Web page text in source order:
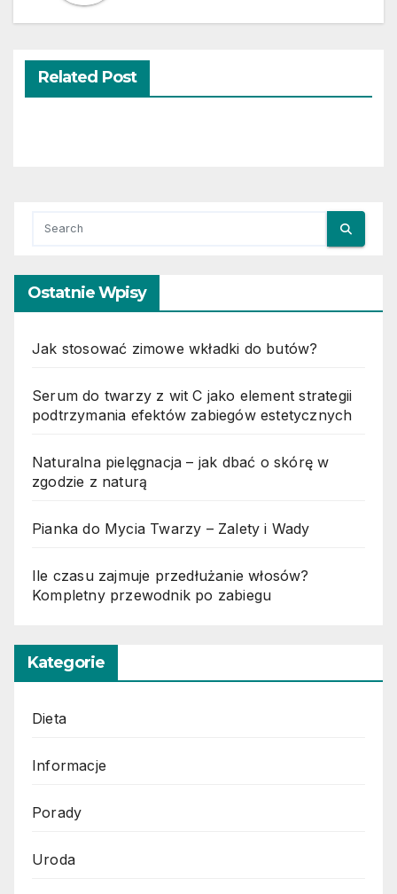
Related Post
Ostatnie Wpisy
Jak stosować zimowe wkładki do butów?
Serum do twarzy z wit C jako element strategii
podtrzymania efektów zabiegów estetycznych
Naturalna pielęgnacja – jak dbać o skórę w
zgodzie z naturą
Pianka do Mycia Twarzy – Zalety i Wady
Ile czasu zajmuje przedłużanie włosów?
Kompletny przewodnik po zabiegu
Kategorie
Dieta
Informacje
Porady
Uroda